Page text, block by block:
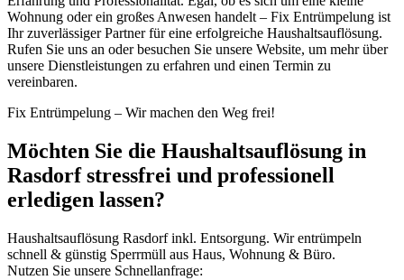
Wohnung oder ein großes Anwesen handelt – Fix Entrümpelung ist
Ihr zuverlässiger Partner für eine erfolgreiche Haushaltsauflösung.
Rufen Sie uns an oder besuchen Sie unsere Website, um mehr über
unsere Dienstleistungen zu erfahren und einen Termin zu
vereinbaren.
Fix Entrümpelung – Wir machen den Weg frei!
Möchten Sie die Haushaltsauflösung in
Rasdorf stressfrei und professionell
erledigen lassen?
Haushaltsauflösung Rasdorf inkl. Entsorgung. Wir entrümpeln
schnell & günstig Sperrmüll aus Haus, Wohnung & Büro.
Nutzen Sie unsere Schnellanfrage: